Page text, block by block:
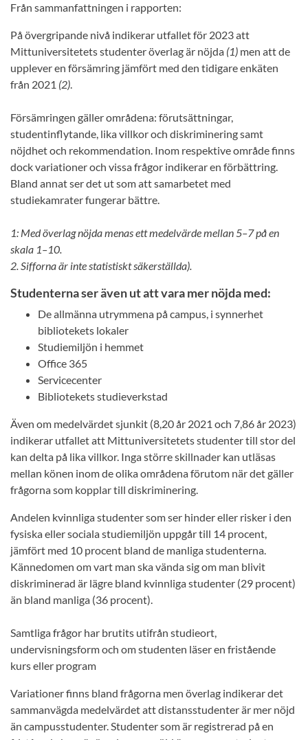
Från sammanfattningen i rapporten:
På övergripande nivå indikerar utfallet för 2023 att
Mittuniversitetets studenter överlag är nöjda (1) men att de
upplever en försämring jämfört med den tidigare enkäten
från 2021 (2).
Försämringen gäller områdena: förutsättningar,
studentinflytande, lika villkor och diskriminering samt
nöjdhet och rekommendation. Inom respektive område finns
dock variationer och vissa frågor indikerar en förbättring.
Bland annat ser det ut som att samarbetet med
studiekamrater fungerar bättre.
1: Med överlag nöjda menas ett medelvärde mellan 5–7 på en
skala 1–10.
2. Sifforna är inte statistiskt säkerställda).
Studenterna ser även ut att vara mer nöjda med:
De allmänna utrymmena på campus, i synnerhet
bibliotekets lokaler
Studiemiljön i hemmet
Office 365
Servicecenter
Bibliotekets studieverkstad
Även om medelvärdet sjunkit (8,20 år 2021 och 7,86 år 2023)
indikerar utfallet att Mittuniversitetets studenter till stor del
kan delta på lika villkor. Inga större skillnader kan utläsas
mellan könen inom de olika områdena förutom när det gäller
frågorna som kopplar till diskriminering.
Andelen kvinnliga studenter som ser hinder eller risker i den
fysiska eller sociala studiemiljön uppgår till 14 procent,
jämfört med 10 procent bland de manliga studenterna.
Kännedomen om vart man ska vända sig om man blivit
diskriminerad är lägre bland kvinnliga studenter (29 procent)
än bland manliga (36 procent).
Samtliga frågor har brutits utifrån studieort,
undervisningsform och om studenten läser en fristående
kurs eller program
Variationer finns bland frågorna men överlag indikerar det
sammanvägda medelvärdet att distansstudenter är mer nöjd
än campusstudenter. Studenter som är registrerad på en